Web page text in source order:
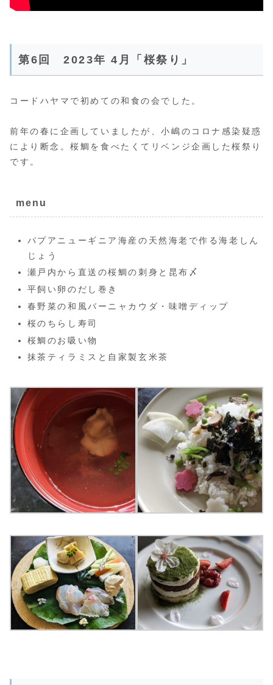
第6回 2023年 4月「桜祭り」
コードハヤマで初めての和食の会でした。
前年の春に企画していましたが、小嶋のコロナ感染疑惑
により断念。桜鯛を食べたくてリベンジ企画した桜祭り
です。
menu
パプアニューギニア海産の天然海老で作る海老しん
じょう
瀬戸内から直送の桜鯛の刺身と昆布〆
平飼い卵のだし巻き
春野菜の和風バーニャカウダ・味噌ディップ
桜のちらし寿司
桜鯛のお吸い物
抹茶ティラミスと自家製玄米茶